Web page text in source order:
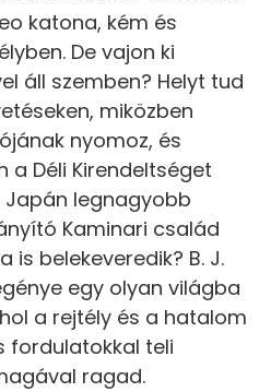
katona, kém és
De vajon ki
áll szemben? Helyt tud
miközben
nyomoz, és
a Déli Kirendeltséget
Japán legnagyobb
Kaminari család
is belekeveredik? B. J.
egy olyan világba
a rejtély és a hatalom
fordulatokkal teli
ragad.